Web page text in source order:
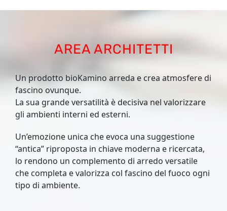
AREA ARCHITETTI
Un prodotto bioKamino arreda e crea atmosfere di
fascino ovunque.
La sua grande versatilità è decisiva nel valorizzare
gli ambienti interni ed esterni.
Un’emozione unica che evoca una suggestione
“antica” riproposta in chiave moderna e ricercata,
lo rendono un complemento di arredo versatile
che completa e valorizza col fascino del fuoco ogni
tipo di ambiente.